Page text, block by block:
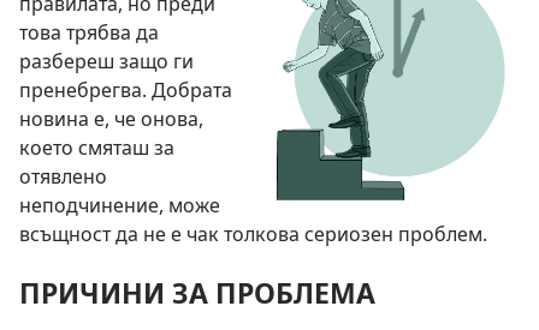
това трябва да
разбереш защо ги
пренебрегва. Добрата
новина е, че онова,
което смяташ за
отявлено
неподчинение, може
всъщност да не е чак толкова сериозен проблем.
ПРИЧИНИ ЗА ПРОБЛЕМА